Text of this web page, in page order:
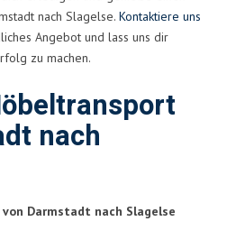
nach Slagelse. Kontaktiere uns
Angebot und lass uns dir
zu machen.
nach
von Darmstadt nach Slagelse